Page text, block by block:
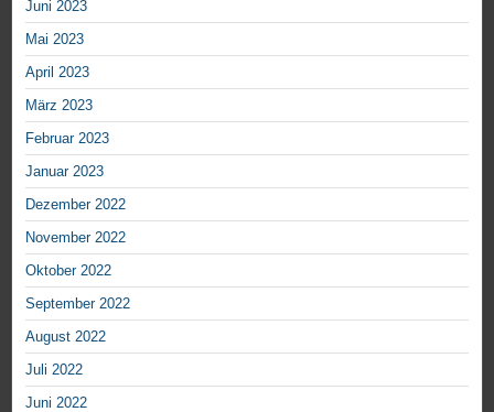
Juni 2023
Mai 2023
April 2023
März 2023
Februar 2023
Januar 2023
Dezember 2022
November 2022
Oktober 2022
September 2022
August 2022
Juli 2022
Juni 2022